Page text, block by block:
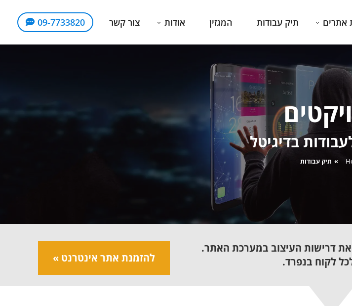
אתרים תיק עבודות המגזין אודות צור קשר 09-7733820
בדיגיטל
You are
תיק עבודות
את דרישות העיצוב במערכת האתר.
לקוח בנפרד.
להזמנת אתר אינטרנט »